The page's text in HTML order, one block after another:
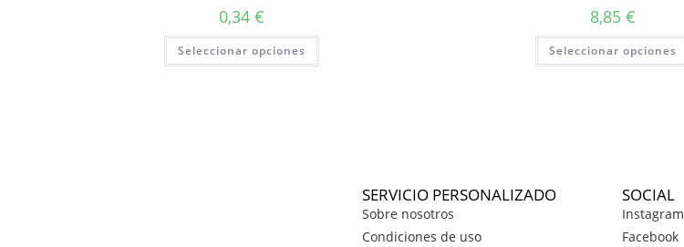
0,34€
Seleccionar opciones
8,85 €
Seleccionar opciones
SERVICIO PERSONALIZADO
Sobre nosotros
Condiciones de uso
SOCIAL
Instagram
Facebook